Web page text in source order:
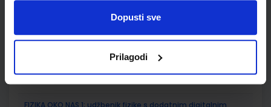
Dopusti sve
Prilagodi
CIJENA:17,20 €
ŠIFRA OMOTA:
FIZIKA OKO NAS 1; udžbenik fizike s dodatnim digitalnim